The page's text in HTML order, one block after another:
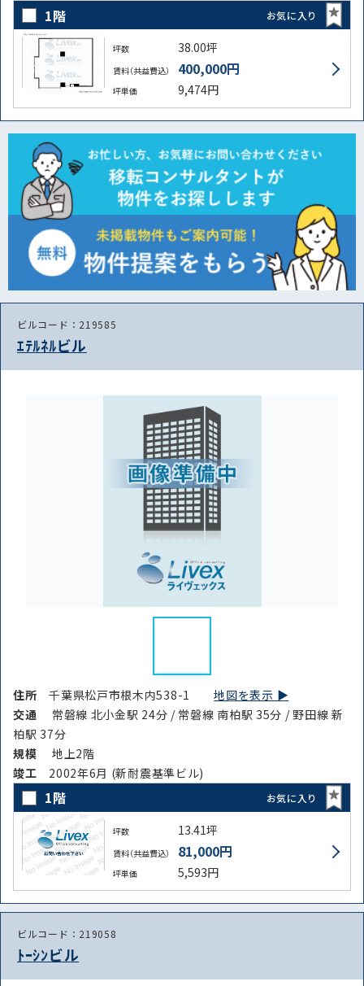
1階 お気に入り
坪数 38.00坪
賃料（共益費込） 400,000円
坪単価 9,474円
ビルコード：219585
ｴﾃﾙﾈﾙビル
住所千葉県松戸市根木内538-1地図を表示 ▶︎
交通
常磐線 北小金駅 24分 / 常磐線 南柏駅 35分 / 野田線 新
柏駅 37分
規模
地上2階
竣⼯ 2002年6月 (新耐震基準ビル)
1階 お気に入り
坪数 13.41坪
賃料（共益費込） 81,000円
坪単価 5,593円
ビルコード：219058
ﾄｰｼﾝビル